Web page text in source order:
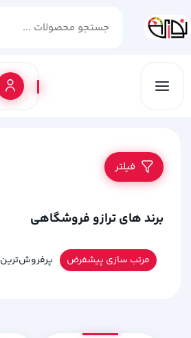
فیلتر
برند های ترازو فروشگاهی
مرتب سازی پیشفرض پرفروش‌ترین